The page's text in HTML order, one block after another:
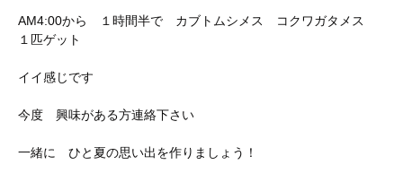
AM4:00から １時間半で カブトムシメス コクワガタメス
１匹ゲット
イイ感じです
今度 興味がある方連絡下さい
一緒に ひと夏の思い出を作りましょう！